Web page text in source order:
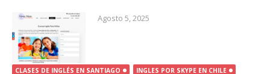
Agosto 5, 2025
CLASES DE INGLÉS EN SANTIAGO
INGLES POR SKYPE EN CHILE